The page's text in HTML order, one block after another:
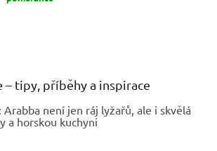
– tipy, příběhy a inspirace
Arabba není jen ráj lyžařů, ale i skvělá
a horskou kuchyni